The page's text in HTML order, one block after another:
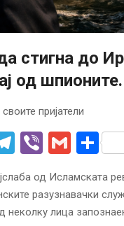
стигна до
од
пријатели
Telegram
ViberGmail
од Исламската
разузнавачки
лица